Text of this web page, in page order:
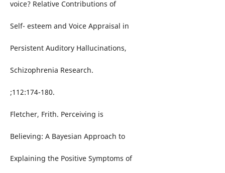
voice? Relative Contributions of
Self- esteem and Voice Appraisal in
Persistent Auditory Hallucinations,
Schizophrenia Research.
;112:174-180.
Fletcher, Frith. Perceiving is
Believing: A Bayesian Approach to
Explaining the Positive Symptoms of